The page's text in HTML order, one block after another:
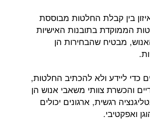
בין קבלת החלטות מבוססת
הממוקדת בתובנות האישיות
מבטיח שהבחירות הן
כדי ליידע ולא להכתיב החלטות,
והכשרת צוותי משאבי אנוש הן
רגשית, ארגונים יכולים
ואפקטיבי.